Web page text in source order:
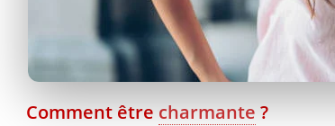
Comment être charmante ?